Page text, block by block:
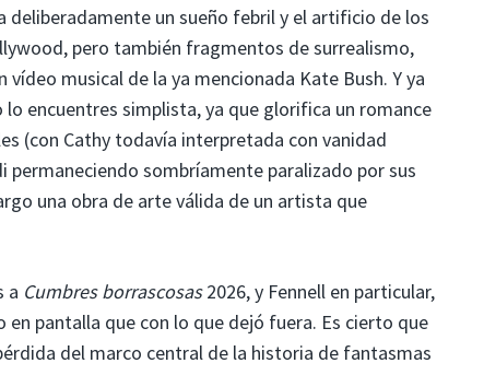
deliberadamente un sueño febril y el artificio de los
pero también fragmentos de surrealismo,
musical de la ya mencionada Kate Bush. Y ya
encuentres simplista, ya que glorifica un romance
(con Cathy todavía interpretada con vanidad
sombríamente paralizado por sus
una obra de arte válida de un artista que
a Cumbres borrascosas2026, y Fennell en particular,
pantalla que con lo que dejó fuera. Es cierto que
del marco central de la historia de fantasmas